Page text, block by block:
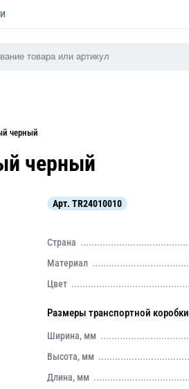
черный
черный
Арт. TR24010010
Страна
Материал
Цвет
Размеры транспортной коробки
Ширина, мм
Высота, мм
Длина, мм